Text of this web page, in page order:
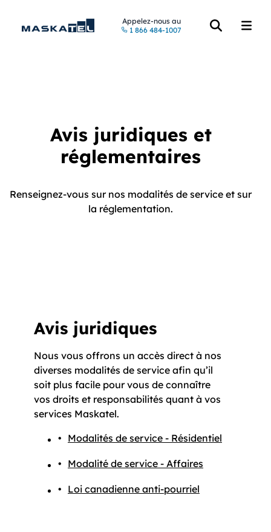
Appelez-nous au
1 866 484-1007
Accéder à la
Avis juridiques et
réglementaires
Renseignez-vous sur nos modalités de service et sur
la réglementation.
Avis juridiques
Nous vous offrons un accès direct à nos
diverses modalités de service afin qu’il
soit plus facile pour vous de connaître
vos droits et responsabilités quant à vos
services Maskatel.
Modalités de service - Résidentiel
Modalité de service - Affaires
Loi canadienne anti-pourriel